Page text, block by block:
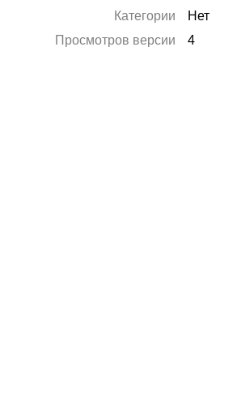
Категории
Нет
Просмотров версии
4